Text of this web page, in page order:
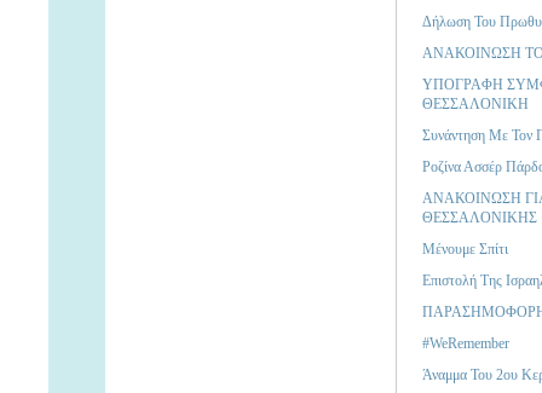
Δήλωση Του
ΑΝΑΚΟΙΝΩΣΗ
ΥΠΟΓΡΑΦΗ
ΘΕΣΣΑΛΟΝΙΚΗ
Συνάντηση Με Τον
Ροζίνα Ασσέρ
ΑΝΑΚΟΙΝΩΣΗ
ΘΕΣΣΑΛΟΝΙΚΗΣ
Μένουμε Σπίτι
Επιστολή Της
#WeRemember
Άναμμα Του 2ου